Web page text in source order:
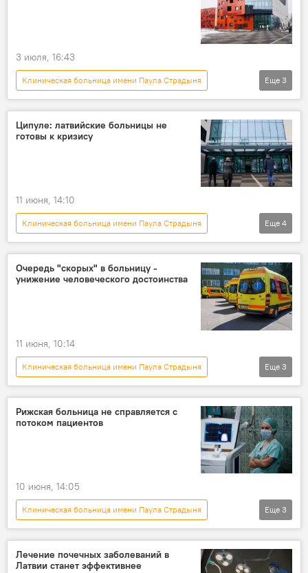
3 июля, 16:43
Клиническая больница имени Паула Страдыня
Латвия
Новости Латвии
трансплантация
Еще 3
Ципуле: латвийские больницы не
готовы к кризису
11 июня, 14:10
Клиническая больница имени Паула Страдыня
Новости Латвии
Лиене Ципуле
скорая помощь
Служба неотложной медицинской помощи (СНМП)
Еще 4
Очередь "скорых" в больницу -
унижение человеческого достоинства
11 июня, 10:14
Клиническая больница имени Паула Страдыня
Новости Латвии
скорая помощь
Рафаэль Циекурс
Еще 3
Рижская больница не справляется с
потоком пациентов
10 июня, 14:05
Клиническая больница имени Паула Страдыня
Латвия
Новости Латвии пациент
Еще 3
Лечение почечных заболеваний в
Латвии станет эффективнее